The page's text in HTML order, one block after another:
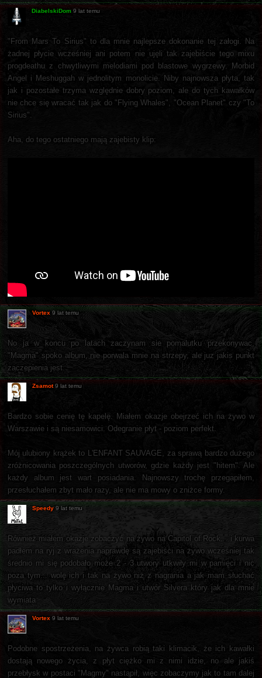
DiabelskiDom 9 lat temu
"From Mars To Sirius" to dla mnie najlepsze dokonanie tej załogi. Na
żadnej płycie wcześniej ani potem nie ujęli tak zajebiście tego mixu
progdeathu z chwytliwymi melodiami pod blastowe wygrzewy. Morbid
Angel i Meshuggah w jednolitym monolicie. Niby najnowsza płyta, tak
jak i pozostałe trzyma względnie dobry poziom, ale do tych kawałków
nie chce się wracać tak jak do "Flying Whales", "Ocean Planet" czy "To
Sirius".
Aha, do tego ostatniego mają zajebisty klip:
Vortex 9 lat temu
No ja w koncu po latach zaczynam sie pomalutku przekonywac,
"Magma" spoko album, nie porwala mnie na strzepy, ale juz jakis punkt
zaczepienia jest.
Zsamot 9 lat temu
Bardzo sobie cenię tę kapelę. Miałem okazje obejrzeć ich na żywo w
Warszawie i są niesamowici. Odegranie płyt - poziom perfekt.
Mój ulubiony krążek to L'ENFANT SAUVAGE, za sprawą bardzo dużego
zróżnicowania poszczególnych utworów, gdzie każdy jest "hitem". Ale
każdy album jest wart posiadania. Najnowszy trochę przegapiłem,
przesłuchałem zbyt mało razy, ale nie ma mowy o zniżce formy.
Speedy 9 lat temu
Również miałem okazje zobaczyć na żywo na Capitol of Rock... i kurwa
padłem na ryj z wrażenia naprawdę są zajebiści na żywo wcześniej tak
średnio mi się podobało może 2 - 3 utwory utkwiły mi w pamięci i nic
poza tym... wolę ich i tak na żywo niż z nagrania a jak mam słuchać
płyciwa to tylko i wyłącznie Magma i utwór Silvera który jak dla mnie
wymiata
Vortex 9 lat temu
Podobne spostrzeżenia, na żywca robią taki klimacik, że ich kawałki
dostają nowego życia, z płyt ciężko mi z nimi idzie, no ale jakiś
przebłysk w postaci "Magmy" nastąpił, więc zobaczymy jak to tam dalej